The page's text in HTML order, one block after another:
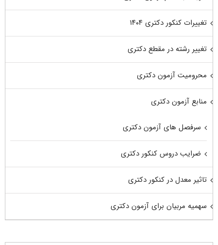
تغییرات کنکور دکتری ۱۴۰۴
تغییر رشته در مقطع دکتری
محرومیت آزمون دکتری
منابع آزمون دکتری
سرفصل های آزمون دکتری
ضرایب دروس کنکور دکتری
تاثیر معدل در کنکور دکتری
سهمیه مربیان برای آزمون دکتری